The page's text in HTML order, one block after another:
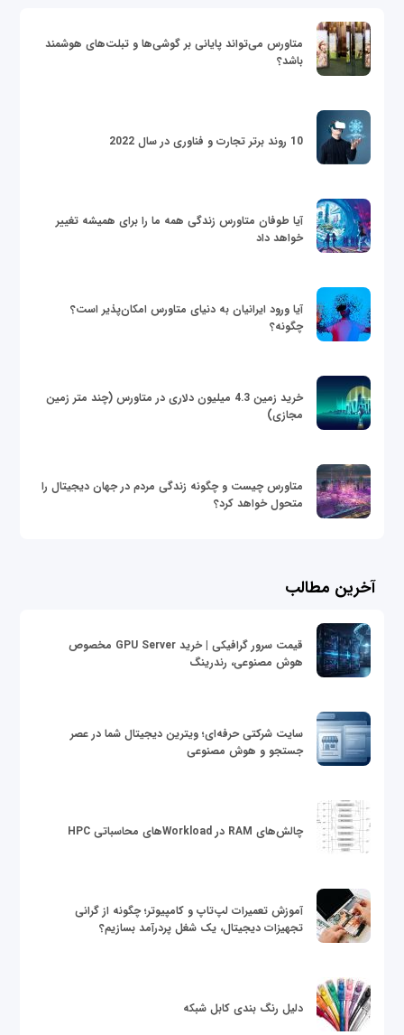
متاورس می‌تواند پایانی بر گوشی‌ها و تبلت‌های هوشمند
باشد؟
10 روند برتر تجارت و فناوری در سال 2022
آیا طوفان متاورس زندگی همه ما را برای همیشه تغییر
خواهد داد
آیا ورود ایرانیان به دنیای متاورس امکان‌پذیر است؟
چگونه؟
خرید زمین 4.3 میلیون دلاری در متاورس (چند متر زمین
مجازی)
متاورس چیست و چگونه زندگی مردم در جهان دیجیتال را
متحول خواهد کرد؟
آخرین مطالب
قیمت سرور گرافیکی | خرید GPU Server مخصوص
هوش مصنوعی، رندرینگ
سایت شرکتی حرفه‌ای؛ ویترین دیجیتال شما در عصر
جستجو و هوش مصنوعی
چالش‌های RAM در Workloadهای محاسباتی HPC
آموزش تعمیرات لپ‌تاپ و کامپیوتر؛ چگونه از گرانی
تجهیزات دیجیتال، یک شغل پردرآمد بسازیم؟
دلیل رنگ بندی کابل شبکه